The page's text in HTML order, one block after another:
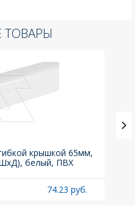
крышкой 65мм,
белый, ПВХ
74.23 руб.